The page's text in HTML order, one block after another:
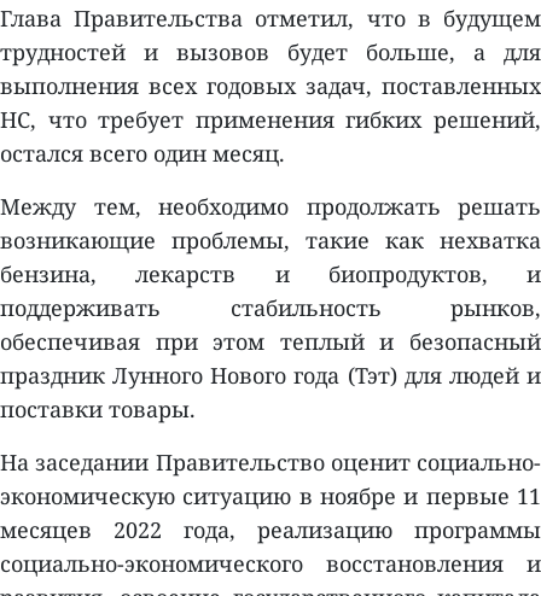
Глава Правительства отметил, что в будущем
трудностей и вызовов будет больше, а для
выполнения всех годовых задач, поставленных
НС, что требует применения гибких решений,
остался всего один месяц.
Между тем, необходимо продолжать решать
возникающие проблемы, такие как нехватка
бензина, лекарств и биопродуктов, и
поддерживать стабильность рынков,
обеспечивая при этом теплый и безопасный
праздник Лунного Нового года (Тэт) для людей и
поставки товары.
На заседании Правительство оценит социально-
экономическую ситуацию в ноябре и первые 11
месяцев 2022 года, реализацию программы
социально-экономического восстановления и